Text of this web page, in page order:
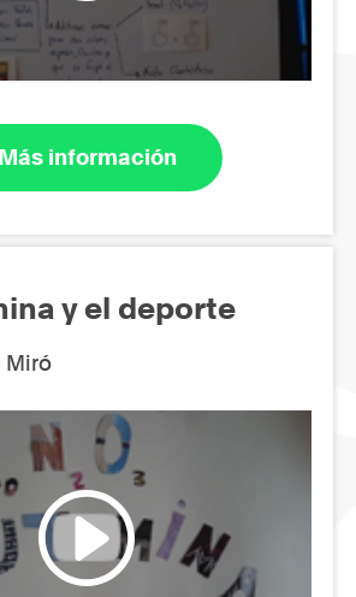
Más información
y el deporte
Miró